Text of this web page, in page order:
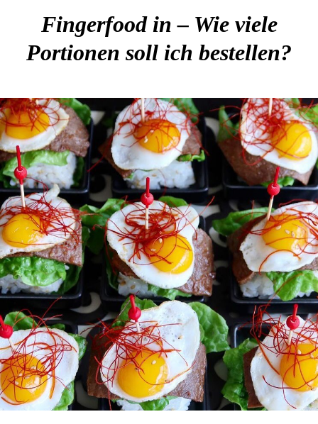
Fingerfood in – Wie viele
Portionen soll ich bestellen?